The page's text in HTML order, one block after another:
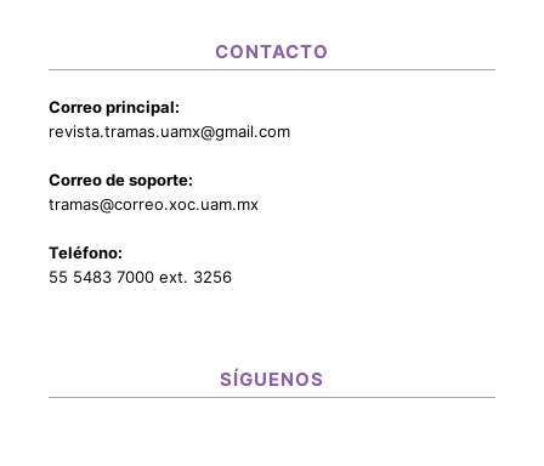
CONTACTO
Correo principal:
revista.tramas.uamx@gmail.com
Correo de soporte:
tramas@correo.xoc.uam.mx
Teléfono:
55 5483 7000 ext. 3256
SÍGUENOS